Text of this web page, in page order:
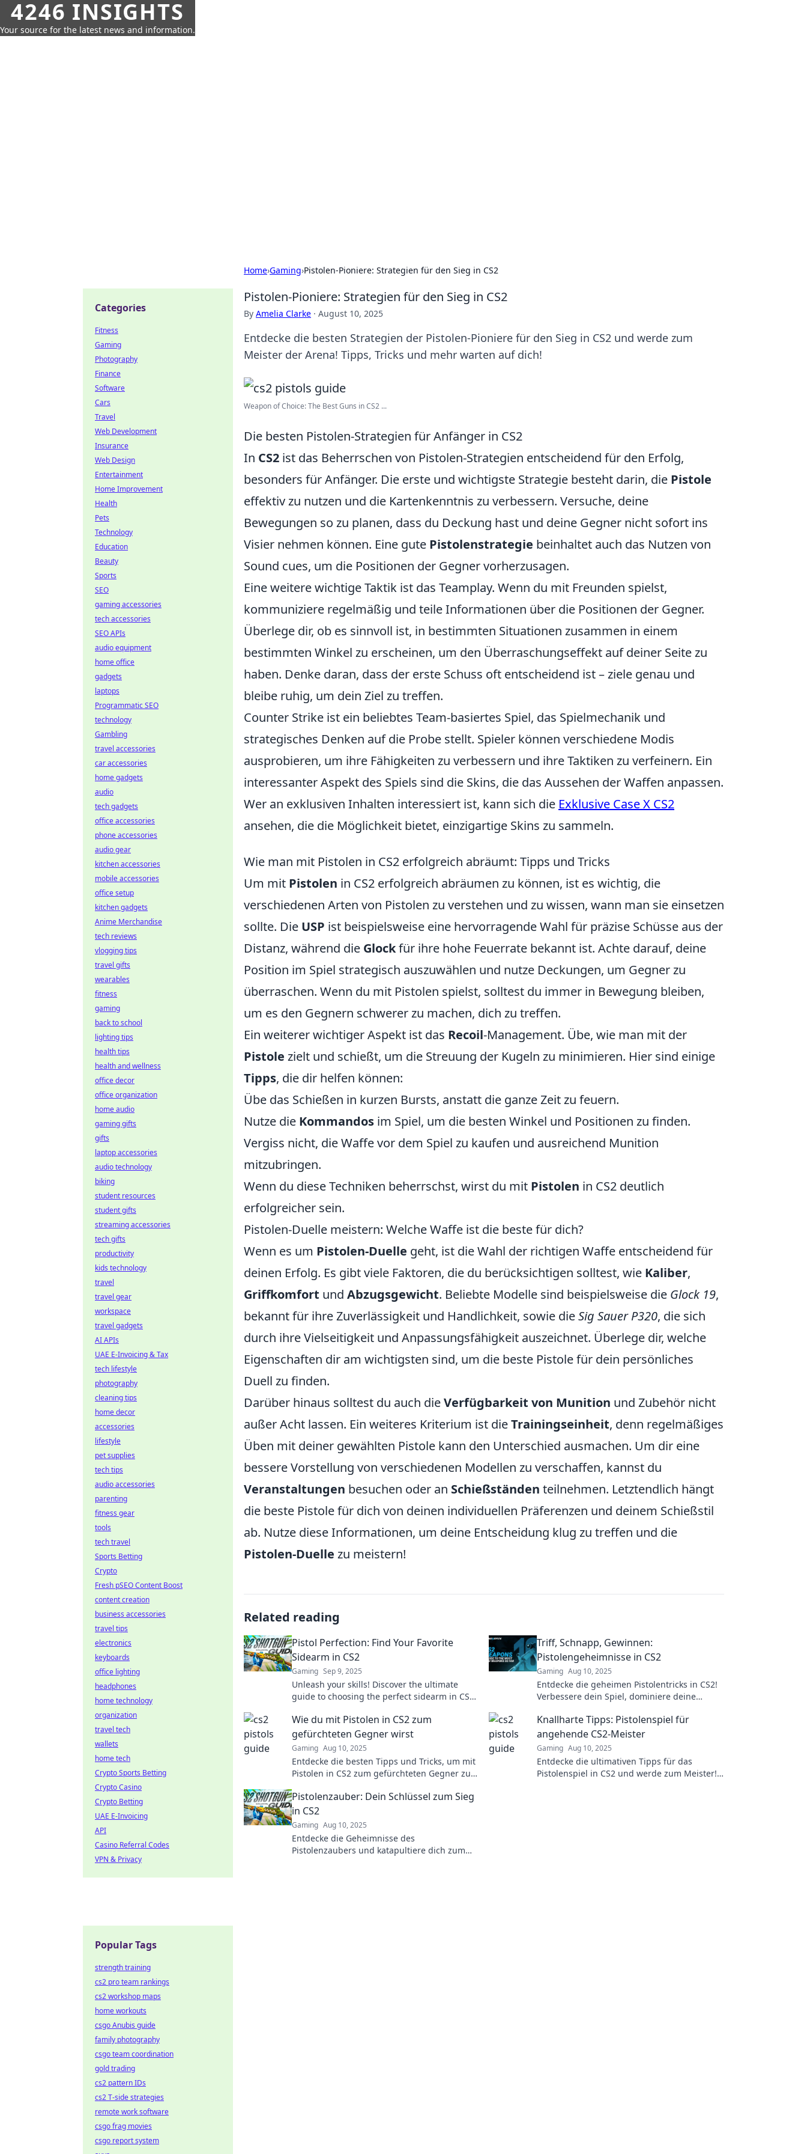
4246 INSIGHTS
Your source for the latest news and information.
Home›Gaming›Pistolen-Pioniere: Strategien für den Sieg in CS2
Pistolen-Pioniere: Strategien für den Sieg in CS2
By Amelia Clarke · August 10, 2025
Entdecke die besten Strategien der Pistolen-Pioniere für den Sieg in CS2 und werde zum
Meister der Arena! Tipps, Tricks und mehr warten auf dich!
Weapon of Choice: The Best Guns in CS2 ...
Die besten Pistolen-Strategien für Anfänger in CS2
In CS2 ist das Beherrschen von Pistolen-Strategien entscheidend für den Erfolg,
besonders für Anfänger. Die erste und wichtigste Strategie besteht darin, die Pistole
effektiv zu nutzen und die Kartenkenntnis zu verbessern. Versuche, deine
Bewegungen so zu planen, dass du Deckung hast und deine Gegner nicht sofort ins
Visier nehmen können. Eine gute Pistolenstrategie beinhaltet auch das Nutzen von
Sound cues, um die Positionen der Gegner vorherzusagen.
Eine weitere wichtige Taktik ist das Teamplay. Wenn du mit Freunden spielst,
kommuniziere regelmäßig und teile Informationen über die Positionen der Gegner.
Überlege dir, ob es sinnvoll ist, in bestimmten Situationen zusammen in einem
bestimmten Winkel zu erscheinen, um den Überraschungseffekt auf deiner Seite zu
haben. Denke daran, dass der erste Schuss oft entscheidend ist – ziele genau und
bleibe ruhig, um dein Ziel zu treffen.
Counter Strike ist ein beliebtes Team-basiertes Spiel, das Spielmechanik und
strategisches Denken auf die Probe stellt. Spieler können verschiedene Modis
ausprobieren, um ihre Fähigkeiten zu verbessern und ihre Taktiken zu verfeinern. Ein
interessanter Aspekt des Spiels sind die Skins, die das Aussehen der Waffen anpassen.
Wer an exklusiven Inhalten interessiert ist, kann sich die Exklusive Case X CS2
ansehen, die die Möglichkeit bietet, einzigartige Skins zu sammeln.
Wie man mit Pistolen in CS2 erfolgreich abräumt: Tipps und Tricks
Um mit Pistolen in CS2 erfolgreich abräumen zu können, ist es wichtig, die
verschiedenen Arten von Pistolen zu verstehen und zu wissen, wann man sie einsetzen
sollte. Die USP ist beispielsweise eine hervorragende Wahl für präzise Schüsse aus der
Distanz, während die Glockfür ihre hohe Feuerrate bekannt ist. Achte darauf, deine
Position im Spiel strategisch auszuwählen und nutze Deckungen, um Gegner zu
überraschen. Wenn du mit Pistolen spielst, solltest du immer in Bewegung bleiben,
um es den Gegnern schwerer zu machen, dich zu treffen.
Ein weiterer wichtiger Aspekt ist das Recoil-Management. Übe, wie man mit der
Pistole zielt und schießt, um die Streuung der Kugeln zu minimieren. Hier sind einige
Tipps, die dir helfen können:
Übe das Schießen in kurzen Bursts, anstatt die ganze Zeit zu feuern.
Nutze die Kommandos im Spiel, um die besten Winkel und Positionen zu finden.
Vergiss nicht, die Waffe vor dem Spiel zu kaufen und ausreichend Munition
mitzubringen.
Wenn du diese Techniken beherrschst, wirst du mit Pistolen in CS2 deutlich
erfolgreicher sein.
Pistolen-Duelle meistern: Welche Waffe ist die beste für dich?
Wenn es um Pistolen-Duelle geht, ist die Wahl der richtigen Waffe entscheidend für
deinen Erfolg. Es gibt viele Faktoren, die du berücksichtigen solltest, wie Kaliber,
Griffkomfort und Abzugsgewicht. Beliebte Modelle sind beispielsweise die Glock 19,
bekannt für ihre Zuverlässigkeit und Handlichkeit, sowie dieSig Sauer P320, die sich
durch ihre Vielseitigkeit und Anpassungsfähigkeit auszeichnet. Überlege dir, welche
Eigenschaften dir am wichtigsten sind, um die beste Pistole für dein persönliches
Duell zu finden.
Darüber hinaus solltest du auch dieVerfügbarkeit von Munition und Zubehör nicht
außer Acht lassen. Ein weiteres Kriterium ist dieTrainingseinheit, denn regelmäßiges
Üben mit deiner gewählten Pistole kann den Unterschied ausmachen. Um dir eine
bessere Vorstellung von verschiedenen Modellen zu verschaffen, kannst du
Veranstaltungen besuchen oder an Schießständen teilnehmen. Letztendlich hängt
die beste Pistole für dich von deinen individuellen Präferenzen und deinem Schießstil
ab. Nutze diese Informationen, um deine Entscheidung klug zu treffen und die
Pistolen-Duelle zu meistern!
Related reading
Pistol Perfection: Find Your Favorite
Sidearm in CS2
Gaming Sep 9, 2025
Unleash your skills! Discover the ultimate
guide to choosing the perfect sidearm in CS2
Triff, Schnapp, Gewinnen:
Pistolengeheimnisse in CS2
Gaming Aug 10, 2025
Entdecke die geheimen Pistolentricks in CS2!
Verbessere dein Spiel, dominiere deine
Wie du mit Pistolen in CS2 zum
gefürchteten Gegner wirst
Gaming Aug 10, 2025
Entdecke die besten Tipps und Tricks, um mit
Pistolen in CS2 zum gefürchteten Gegner zu
lehren!
Knallharte Tipps: Pistolenspiel für
angehende CS2-Meister
Gaming Aug 10, 2025
Entdecke die ultimativen Tipps für das
Pistolenspiel in CS2 und werde zum Meister!
Pistolenzauber: Dein Schlüssel zum Sieg
in CS2
Gaming Aug 10, 2025
Entdecke die Geheimnisse des
Pistolenzaubers und katapultiere dich zum
Categories
Fitness
Gaming
Photography
Finance
Software
Cars
Travel
Web Development
Insurance
Web Design
Entertainment
Home Improvement
Health
Pets
Technology
Education
Beauty
Sports
SEO
gaming accessories
tech accessories
SEO APIs
audio equipment
home office
gadgets
laptops
Programmatic SEO
technology
Gambling
travel accessories
car accessories
home gadgets
audio
tech gadgets
office accessories
phone accessories
audio gear
kitchen accessories
mobile accessories
office setup
kitchen gadgets
Anime Merchandise
tech reviews
vlogging tips
travel gifts
wearables
fitness
gaming
back to school
lighting tips
health tips
health and wellness
office decor
office organization
home audio
gaming gifts
gifts
laptop accessories
audio technology
biking
student resources
student gifts
streaming accessories
tech gifts
productivity
kids technology
travel
travel gear
workspace
travel gadgets
AI APIs
UAE E-Invoicing & Tax
tech lifestyle
photography
cleaning tips
home decor
accessories
lifestyle
pet supplies
tech tips
audio accessories
parenting
fitness gear
tools
tech travel
Sports Betting
Crypto
Fresh pSEO Content Boost
content creation
business accessories
travel tips
electronics
keyboards
office lighting
headphones
home technology
organization
travel tech
wallets
home tech
Crypto Sports Betting
Crypto Casino
Crypto Betting
UAE E-Invoicing
API
Casino Referral Codes
VPN & Privacy
Popular Tags
strength training
cs2 pro team rankings
cs2 workshop maps
home workouts
csgo Anubis guide
family photography
csgo team coordination
gold trading
cs2 pattern IDs
cs2 T-side strategies
remote work software
csgo frag movies
csgo report system